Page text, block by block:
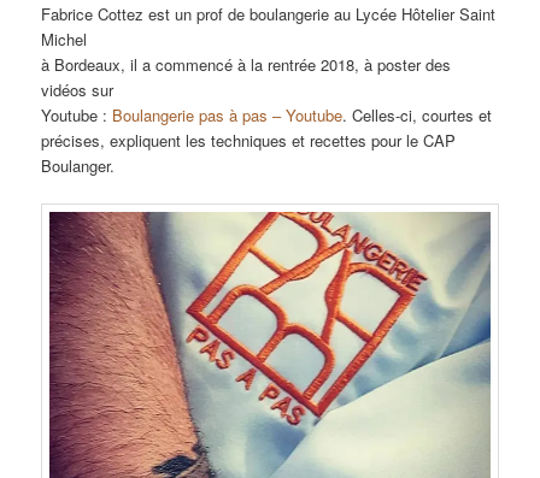
Fabrice Cottez est un prof de boulangerie au Lycée Hôtelier Saint
Michel
à Bordeaux, il a commencé à la rentrée 2018, à poster des
vidéos sur
Youtube : Boulangerie pas à pas – Youtube. Celles-ci, courtes et
précises, expliquent les techniques et recettes pour le CAP
Boulanger.